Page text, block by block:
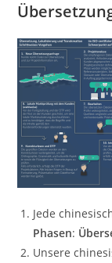
Jede
Phasen:
Unsere